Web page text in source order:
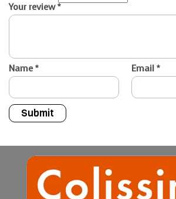
Your review*
Name* Email *